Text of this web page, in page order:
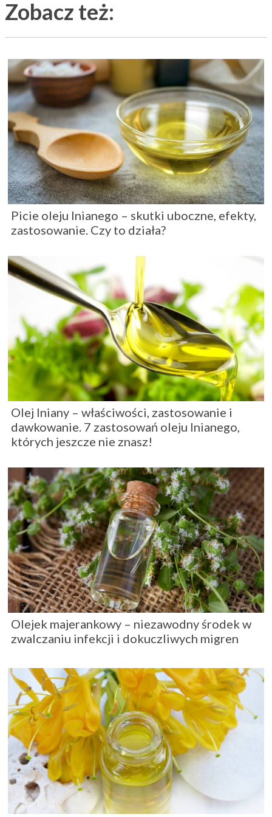
Zobacz też:
Picie oleju lnianego – skutki uboczne, efekty,
zastosowanie. Czy to działa?
Olej lniany – właściwości, zastosowanie i
dawkowanie. 7 zastosowań oleju lnianego,
których jeszcze nie znasz!
Olejek majerankowy – niezawodny środek w
zwalczaniu infekcji i dokuczliwych migren